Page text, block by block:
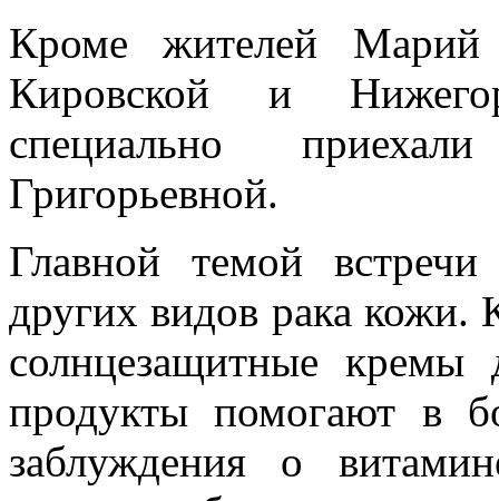
Кроме жителей
Кировской и
специально
Григорьевной.
Главной темой
других видов рака кожи.
солнцезащитные кремы
продукты помогают в
заблуждения о